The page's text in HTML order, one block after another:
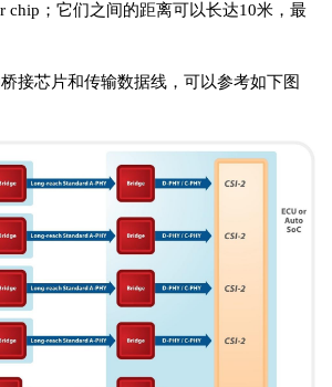
chip；它们之间的距离可以长达10米，最
接芯片和传输数据线，可以参考如下图